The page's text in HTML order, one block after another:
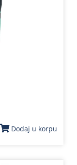
Dodaj u korpu